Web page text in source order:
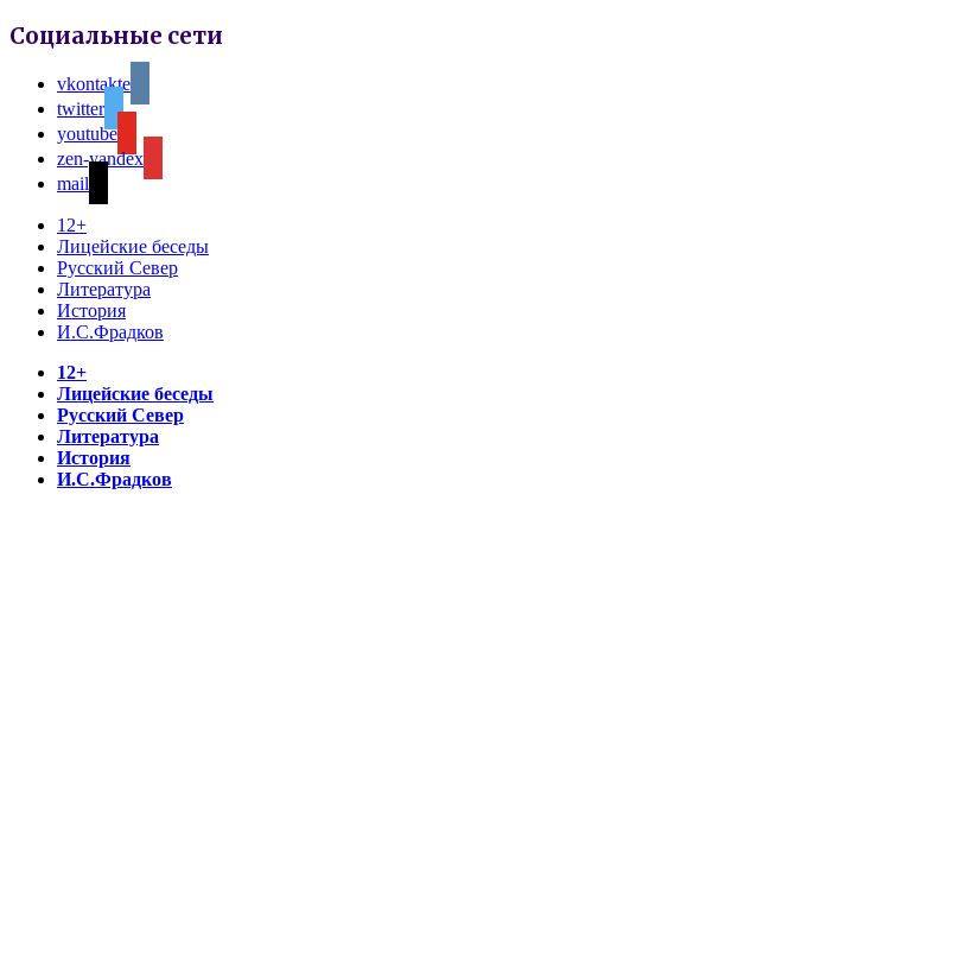
Социальные сети
vkontakte
twitter
youtube
zen-yandex
mail
12+
Лицейские беседы
Русский Север
Литература
История
И.С.Фрадков
12+
Лицейские беседы
Русский Север
Литература
История
И.С.Фрадков